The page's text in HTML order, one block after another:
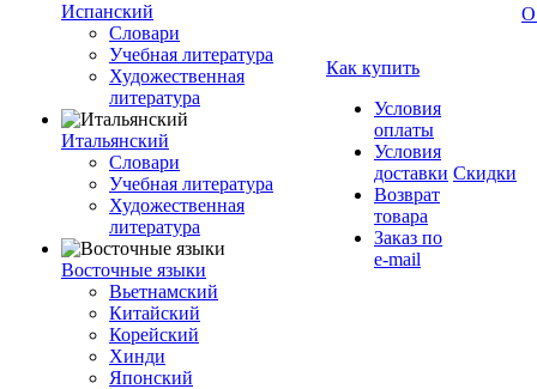
Испанский
Словари
Учебная литература
Художественная
литература
Итальянский
Словари
Учебная литература
Художественная
литература
Восточные языки
Вьетнамский
Китайский
Корейский
Хинди
Японский
Как купить
Условия
оплаты
Условия
доставки
Возврат
товара
Заказ по
e-mail
Скидки
О